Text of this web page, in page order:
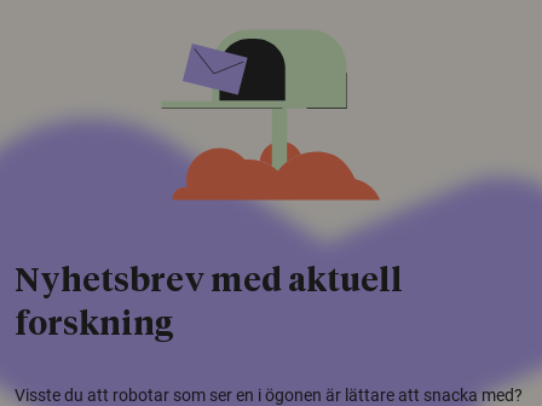
Nyhetsbrev med aktuell
forskning
Visste du att robotar som ser en i ögonen är lättare att snacka med?